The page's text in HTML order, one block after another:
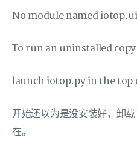
No module named iotop.ui
To run an uninstalled
launch iotop.py in the top
开始还以为是没安装好，卸
在。